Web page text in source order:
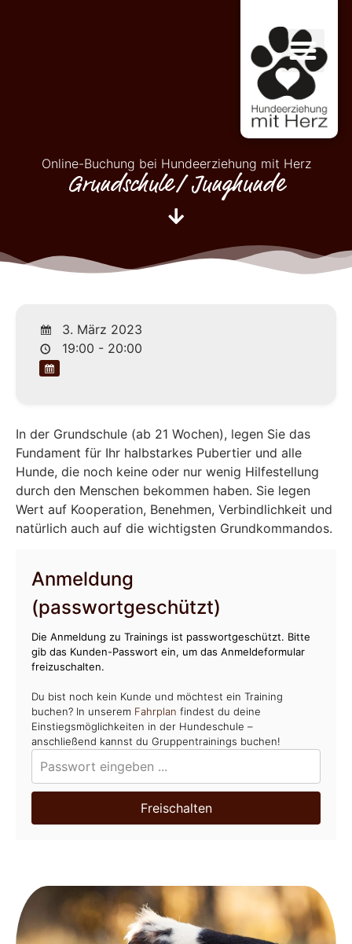
Online-Buchung bei Hundeerziehung mit Herz
Grundschule/ Junghunde
3. März 2023
19:00 - 20:00
In der Grundschule (ab 21 Wochen), legen Sie das
Fundament für Ihr halbstarkes Pubertier und alle
Hunde, die noch keine oder nur wenig Hilfestellung
durch den Menschen bekommen haben. Sie legen
Wert auf Kooperation, Benehmen, Verbindlichkeit und
natürlich auch auf die wichtigsten Grundkommandos.
Anmeldung
(passwortgeschützt)
Die Anmeldung zu Trainings ist passwortgeschützt. Bitte
gib das Kunden-Passwort ein, um das Anmeldeformular
freizuschalten.
Du bist noch kein Kunde und möchtest ein Training
buchen? In unserem Fahrplan findest du deine
Einstiegsmöglichkeiten in der Hundeschule –
anschließend kannst du Gruppentrainings buchen!
Freischalten